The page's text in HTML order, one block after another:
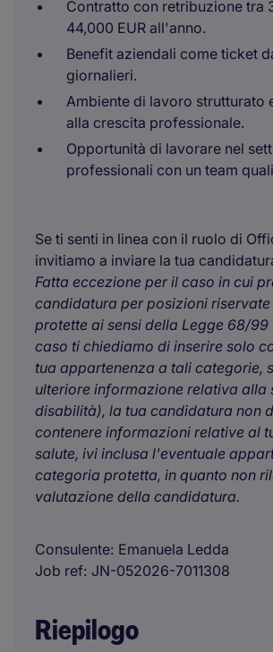
Contratto con retribuzione tra
44,000 EUR all'anno.
Benefit aziendali come ticket
giornalieri.
Ambiente di lavoro strutturato
alla crescita professionale.
Opportunità di lavorare nel
professionali con un team
Se ti senti in linea con il ruolo di
invitiamo a inviare la tua
Fatta eccezione per il caso in cui
candidatura per posizioni
protette ai sensi della Legge 68/99
caso ti chiediamo di inserire solo
tua appartenenza a tali categorie,
ulteriore informazione relativa alla
disabilità), la tua candidatura non
contenere informazioni relative al
salute, ivi inclusa l'eventuale
categoria protetta, in quanto non
valutazione della candidatura.
Consulente Emanuela Ledda
Job ref JN-052026-7011308
Riepilogo